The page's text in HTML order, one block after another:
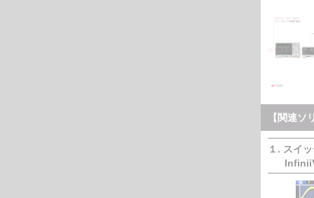
【関連ソ
１. スイ